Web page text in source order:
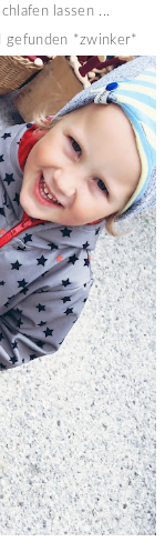
lassen ...
gefunden *zwinker*